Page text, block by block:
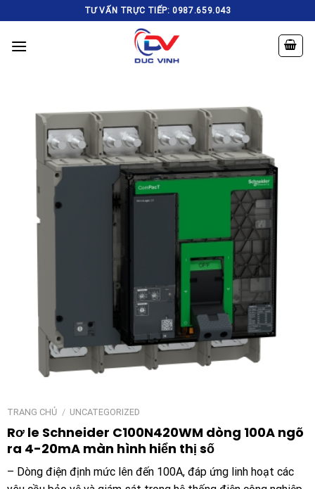
to
content
TƯ VẤN TRỰC TIẾP: 0987.659.043
TRANG CHỦ / UNCATEGORIZED
Rơ le Schneider C100N420WM dòng 100A ngõ
ra 4-20mA màn hình hiển thị số
– Dòng điện định mức lên đến 100A, đáp ứng linh hoạt các